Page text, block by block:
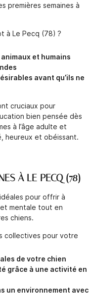
premières semaines à
à Le Pecq (78) ?
et humains
avant qu’ils ne
cruciaux pour
bien pensée dès
à l’âge adulte et
heureux et obéissant.
À LE PECQ (78)
pour offrir à
mentale tout en
chiens.
collectives pour votre
de votre chien
grâce à une activité en
un environnement avec